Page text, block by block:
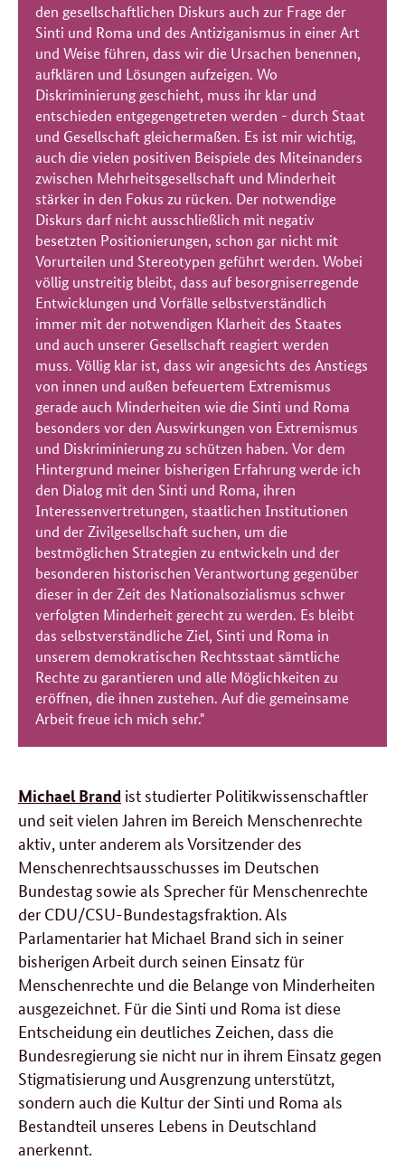
den gesellschaftlichen Diskurs auch zur Frage der
Sinti und Roma und des Antiziganismus in einer Art
und Weise führen, dass wir die Ursachen benennen,
aufklären und Lösungen aufzeigen. Wo
Diskriminierung geschieht, muss ihr klar und
entschieden entgegengetreten werden - durch Staat
und Gesellschaft gleichermaßen. Es ist mir wichtig,
auch die vielen positiven Beispiele des Miteinanders
zwischen Mehrheitsgesellschaft und Minderheit
stärker in den Fokus zu rücken. Der notwendige
Diskurs darf nicht ausschließlich mit negativ
besetzten Positionierungen, schon gar nicht mit
Vorurteilen und Stereotypen geführt werden. Wobei
völlig unstreitig bleibt, dass auf besorgniserregende
Entwicklungen und Vorfälle selbstverständlich
immer mit der notwendigen Klarheit des Staates
und auch unserer Gesellschaft reagiert werden
muss. Völlig klar ist, dass wir angesichts des Anstiegs
von innen und außen befeuertem Extremismus
gerade auch Minderheiten wie die Sinti und Roma
besonders vor den Auswirkungen von Extremismus
und Diskriminierung zu schützen haben. Vor dem
Hintergrund meiner bisherigen Erfahrung werde ich
den Dialog mit den Sinti und Roma, ihren
Interessenvertretungen, staatlichen Institutionen
und der Zivilgesellschaft suchen, um die
bestmöglichen Strategien zu entwickeln und der
besonderen historischen Verantwortung gegenüber
dieser in der Zeit des Nationalsozialismus schwer
verfolgten Minderheit gerecht zu werden. Es bleibt
das selbstverständliche Ziel, Sinti und Roma in
unserem demokratischen Rechtsstaat sämtliche
Rechte zu garantieren und alle Möglichkeiten zu
eröffnen, die ihnen zustehen. Auf die gemeinsame
Arbeit freue ich mich sehr."
Michael Brand ist studierter Politikwissenschaftler
und seit vielen Jahren im Bereich Menschenrechte
aktiv, unter anderem als Vorsitzender des
Menschenrechtsausschusses im Deutschen
Bundestag sowie als Sprecher für Menschenrechte
der CDU/CSU-Bundestagsfraktion. Als
Parlamentarier hat Michael Brand sich in seiner
bisherigen Arbeit durch seinen Einsatz für
Menschenrechte und die Belange von Minderheiten
ausgezeichnet. Für die Sinti und Roma ist diese
Entscheidung ein deutliches Zeichen, dass die
Bundesregierung sie nicht nur in ihrem Einsatz gegen
Stigmatisierung und Ausgrenzung unterstützt,
sondern auch die Kultur der Sinti und Roma als
Bestandteil unseres Lebens in Deutschland
anerkennt.